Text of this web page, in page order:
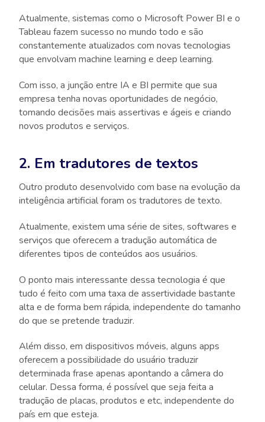
Atualmente, sistemas como o Microsoft Power BI e o
Tableau fazem sucesso no mundo todo e são
constantemente atualizados com novas tecnologias
que envolvam machine learning e deep learning.
Com isso, a junção entre IA e BI permite que sua
empresa tenha novas oportunidades de negócio,
tomando decisões mais assertivas e ágeis e criando
novos produtos e serviços.
2. Em tradutores de textos
Outro produto desenvolvido com base na evolução da
inteligência artificial foram os tradutores de texto.
Atualmente, existem uma série de sites, softwares e
serviços que oferecem a tradução automática de
diferentes tipos de conteúdos aos usuários.
O ponto mais interessante dessa tecnologia é que
tudo é feito com uma taxa de assertividade bastante
alta e de forma bem rápida, independente do tamanho
do que se pretende traduzir.
Além disso, em dispositivos móveis, alguns apps
oferecem a possibilidade do usuário traduzir
determinada frase apenas apontando a câmera do
celular. Dessa forma, é possível que seja feita a
tradução de placas, produtos e etc, independente do
país em que esteja.